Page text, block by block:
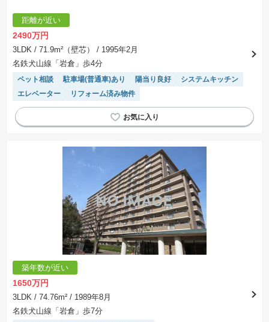
距離が近い
2490万円
3LDK / 71.9m²（壁芯）
/ 1995年2月
名鉄犬山線「岩倉」歩4分
ペット相談 駐車場(普通車)あり 陽当り良好
システムキッチン
エレベーター
リフォーム済み物件
築年数が近い
1650万円
3LDK / 74.76m² / 1989年8月
名鉄犬山線「岩倉」歩7分